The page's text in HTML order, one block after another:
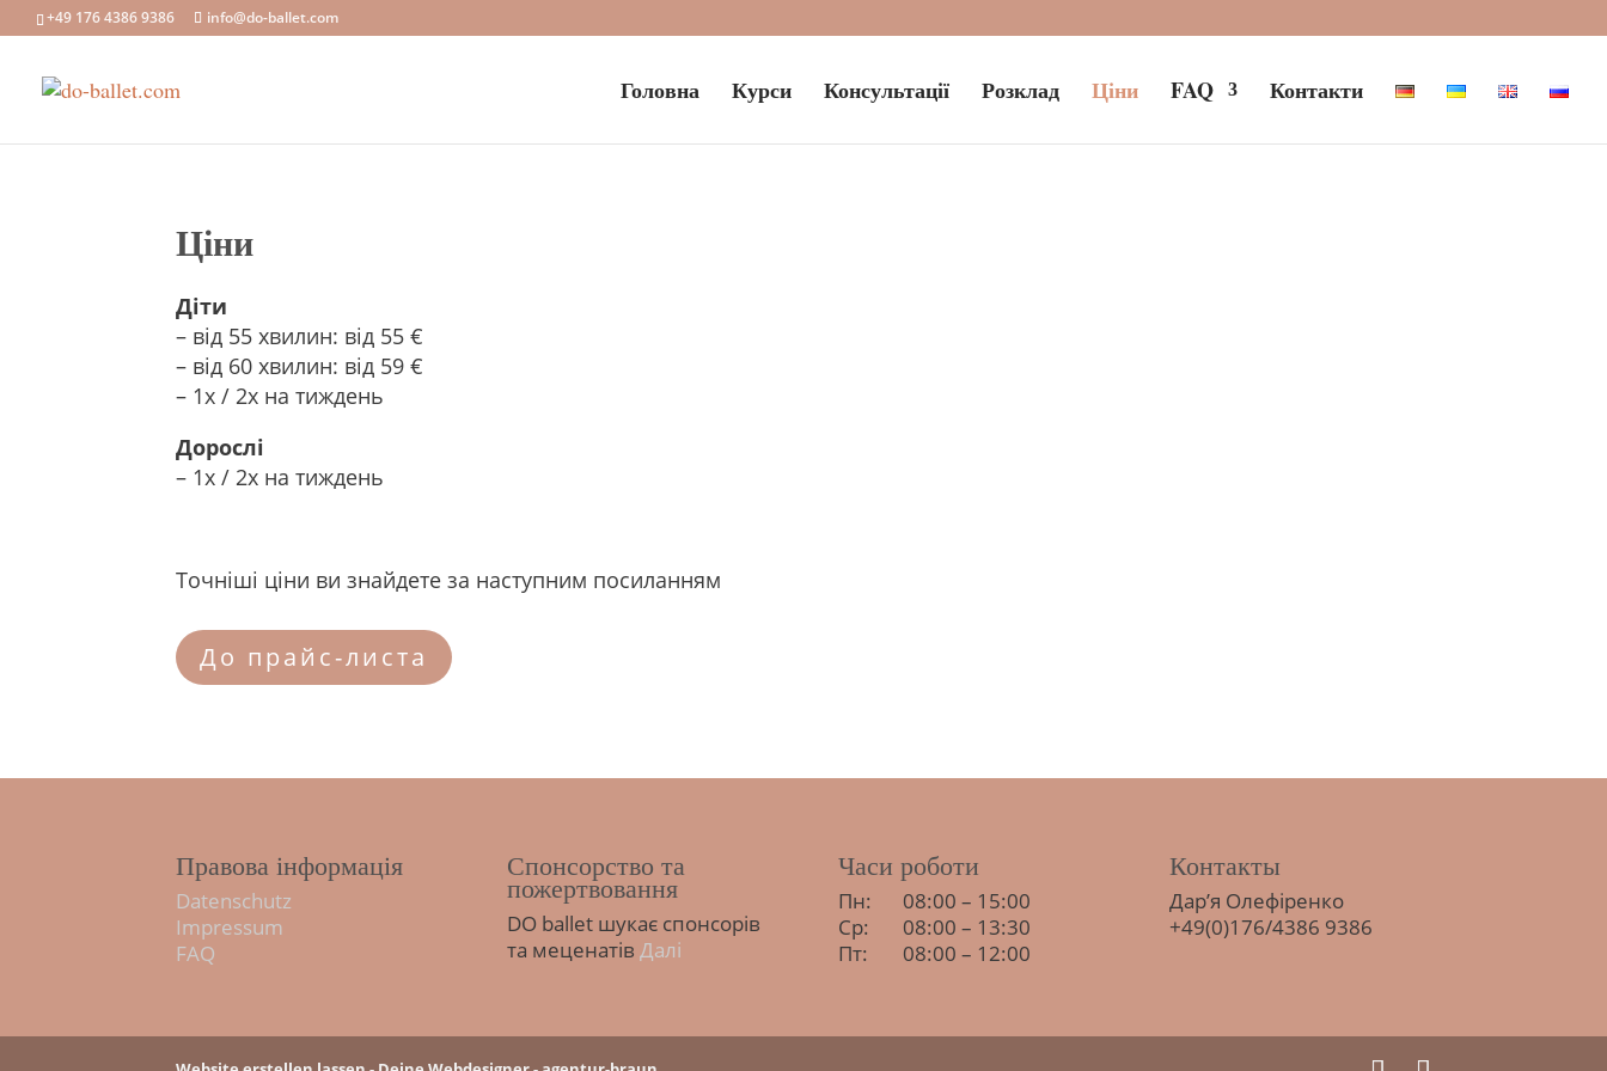
+49 176 4386 9386 info@do-ballet.com
Головна Курси Консультації Розклад Ціни FAQ Контакти
Ціни
Діти
– від 55 хвилин: від 55 €
– від 60 хвилин: від 59 €
– 1x / 2x на тиждень
Дорослі
– 1x / 2x на тиждень
Точніші ціни ви знайдете за наступним посиланням
До прайс-листа
Правова інформація
Datenschutz
Impressum
FAQ
Спонсорство та
пожертвовання
DO ballet шукає спонсорів
та меценатів Далі
Часи роботи
Пн:
08:00 – 15:00
Ср:
08:00 – 13:30
Пт:
08:00 – 12:00
Контакты
Дар’я Олефіренко
+49(0)176/4386 9386